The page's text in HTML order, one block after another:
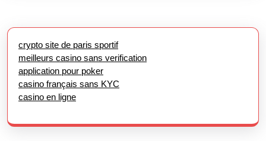
crypto site de paris sportif
meilleurs casino sans verification
application pour poker
casino français sans KYC
casino en ligne